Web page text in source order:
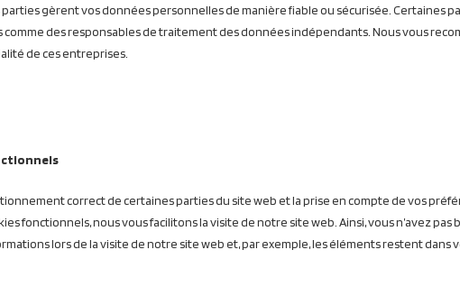
gèrent vos données personnelles de manière fiable ou sécurisée. Certaines
des responsables de traitement des données indépendants. Nous vous
de ces entreprises.
correct de certaines parties du site web et la prise en compte de vos
fonctionnels, nous vous facilitons la visite de notre site web. Ainsi, vous n’avez pas
lors de la visite de notre site web et, par exemple, les éléments restent dans